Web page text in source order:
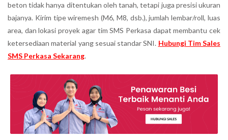
beton tidak hanya ditentukan oleh tanah, tetapi juga presisi ukuran
bajanya. Kirim tipe wiremesh (M6, M8, dsb.), jumlah lembar/roll, luas
area, dan lokasi proyek agar tim SMS Perkasa dapat membantu cek
ketersediaan material yang sesuai standar SNI. Hubungi Tim Sales
SMS Perkasa Sekarang.